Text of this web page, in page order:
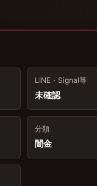
LINE・Signal等
未確認
分類
闇金